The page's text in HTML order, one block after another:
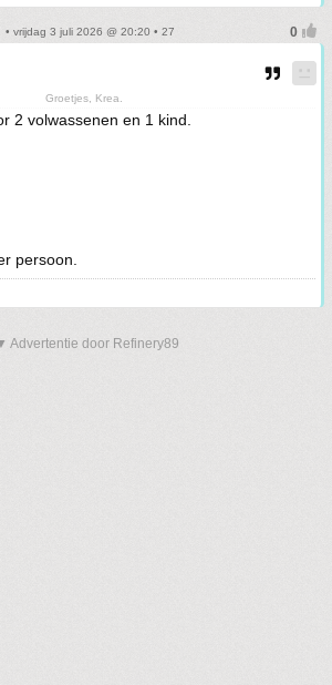
• vrijdag 3 juli 2026 @ 20:20 • 27
Groetjes, Krea.
2 volwassenen en 1 kind.
persoon.
Advertentie door Refinery89